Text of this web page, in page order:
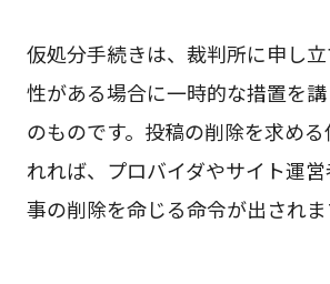
仮処分手続きは、裁判所に申し
性がある場合に一時的な措置を
のものです。投稿の削除を求め
れれば、プロバイダやサイト運
事の削除を命じる命令が出されま